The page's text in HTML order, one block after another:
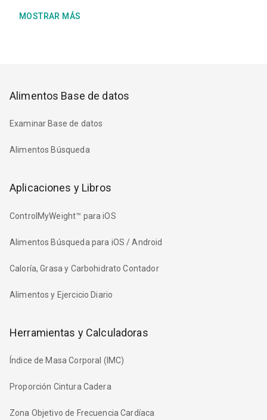
MOSTRAR MÁS
Alimentos Base de datos
Examinar Base de datos
Alimentos Búsqueda
Aplicaciones y Libros
ControlMyWeight™ para iOS
Alimentos Búsqueda para iOS / Android
Caloría, Grasa y Carbohidrato Contador
Alimentos y Ejercicio Diario
Herramientas y Calculadoras
Índice de Masa Corporal (IMC)
Proporción Cintura Cadera
Zona Objetivo de Frecuencia Cardíaca